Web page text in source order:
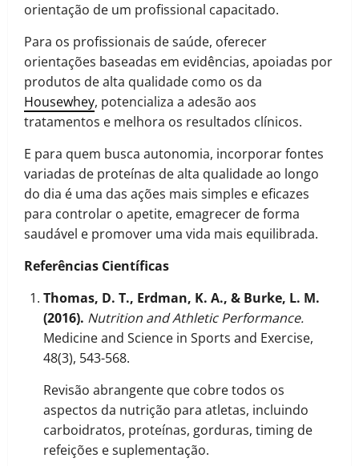
orientação de um profissional capacitado.
Para os profissionais de saúde, oferecer
orientações baseadas em evidências, apoiadas por
produtos de alta qualidade como os da
Housewhey, potencializa a adesão aos
tratamentos e melhora os resultados clínicos.
E para quem busca autonomia, incorporar fontes
variadas de proteínas de alta qualidade ao longo
do dia é uma das ações mais simples e eficazes
para controlar o apetite, emagrecer de forma
saudável e promover uma vida mais equilibrada.
Referências Científicas
Thomas, D. T., Erdman, K. A., & Burke, L. M.
(2016). Nutrition and Athletic Performance.
Medicine and Science in Sports and Exercise,
48(3), 543-568.
Revisão abrangente que cobre todos os
aspectos da nutrição para atletas, incluindo
carboidratos, proteínas, gorduras, timing de
refeições e suplementação.